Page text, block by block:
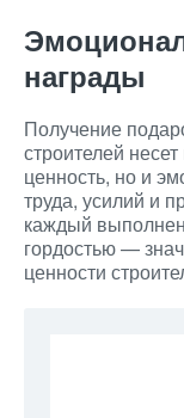
награды
Получение
строителей
ценность, но и
труда, усилий и
каждый
гордостью —
ценности